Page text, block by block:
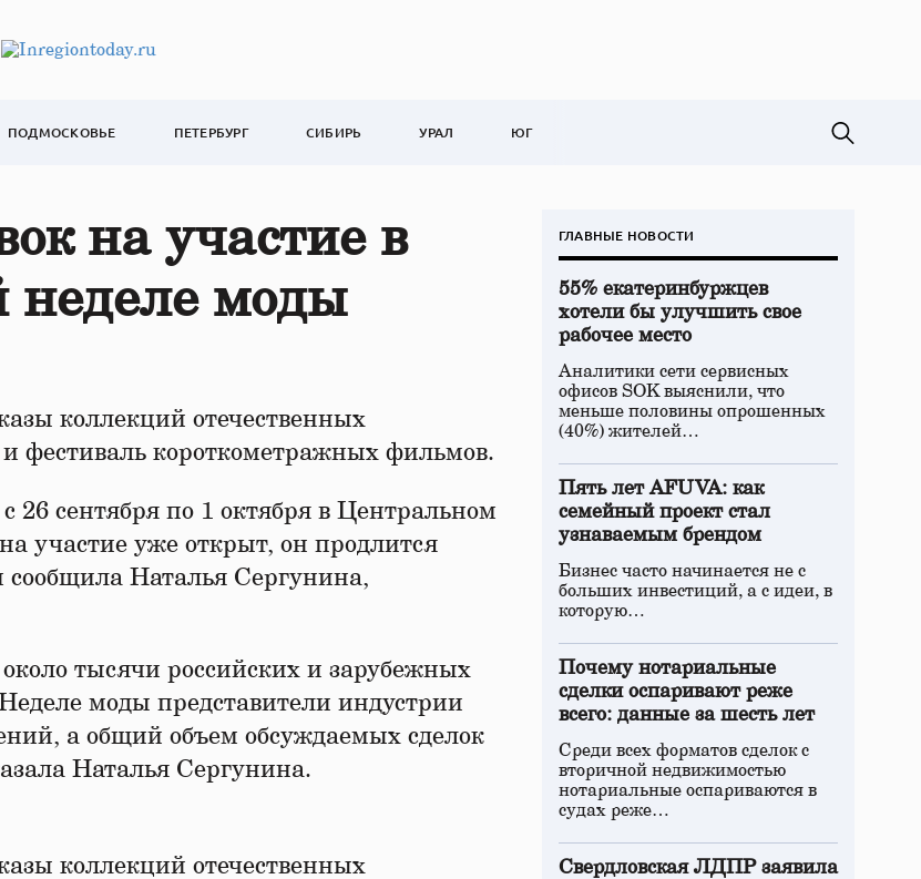
ПОДМОСКОВЬЕ ПЕТЕРБУРГ СИБИРЬ УРАЛ ЮГ
на участие в
неделе моды
коллекций отечественных
фестиваль короткометражных фильмов.
26 сентября по 1 октября в Центральном
участие уже открыт, он продлится
Наталья Сергунина,
тысячи российских и зарубежных
моды представители индустрии
а общий объем обсуждаемых сделок
Наталья Сергунина.
коллекций отечественных
ГЛАВНЫЕ НОВОСТИ
55% екатеринбуржцев
хотели бы улучшить свое
рабочее место
Аналитики сети сервисных
офисов SOK выяснили, что
меньше половины опрошенных
(40%) жителей…
Пять лет AFUVA: как
семейный проект стал
узнаваемым брендом
Бизнес часто начинается не с
больших инвестиций, а с идеи, в
которую…
Почему нотариальные
сделки оспаривают реже
всего: данные за шесть лет
Среди всех форматов сделок с
вторичной недвижимостью
нотариальные оспариваются в
судах реже…
Свердловская ЛДПР заявила